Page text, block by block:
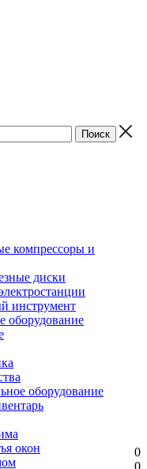
компрессоры и
диски
инструмент
оборудование
оборудование
окон
0
0